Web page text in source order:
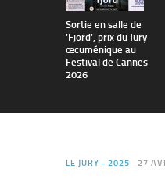
Sortie en salle de
’Fjord’, prix du Jury
œcuménique au
Festival de Cannes
2026
LE JURY - 2025 27